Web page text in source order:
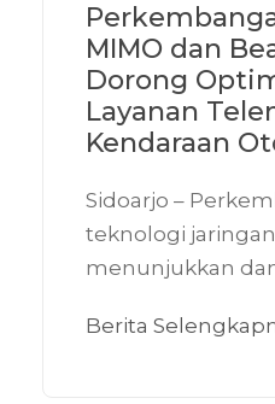
MIMO dan
Dorong
Layanan
Kendaraan
Sidoarjo –
teknologi
menunjukkan
Berita